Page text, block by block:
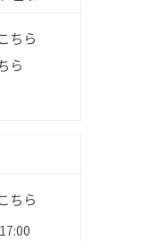
ちら
ら
ちら